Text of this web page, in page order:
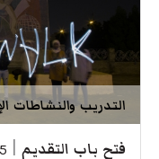
التدريب والنشاطات
فتح باب التقديم